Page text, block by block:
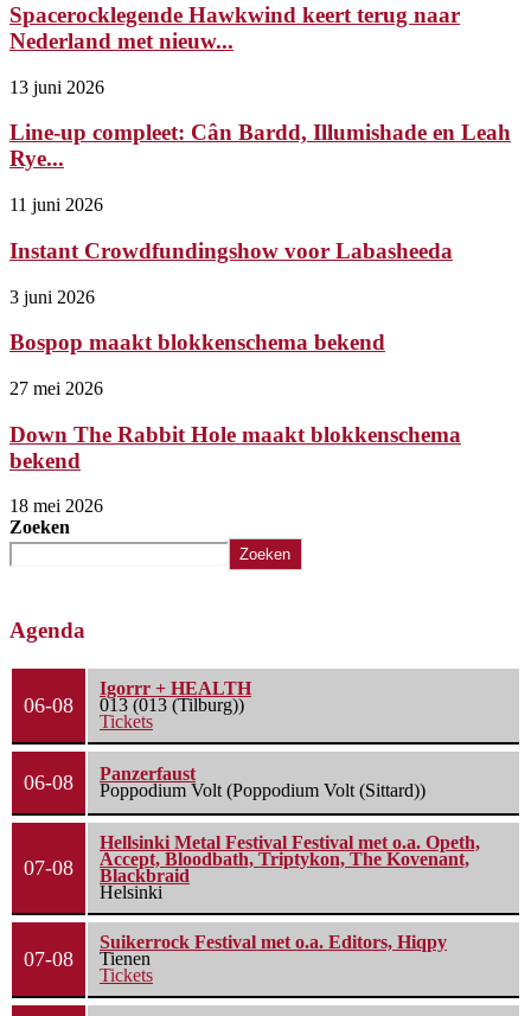
Spacerocklegende Hawkwind keert terug naar
Nederland met nieuw...
13 juni 2026
Line-up compleet: Cân Bardd, Illumishade en Leah
Rye...
11 juni 2026
Instant Crowdfundingshow voor Labasheeda
3 juni 2026
Bospop maakt blokkenschema bekend
27 mei 2026
Down The Rabbit Hole maakt blokkenschema
bekend
18 mei 2026
Zoeken
Zoeken
Agenda
06-08
Igorrr + HEALTH
013 (013 (Tilburg))
Tickets
06-08
Panzerfaust
Poppodium Volt (Poppodium Volt (Sittard))
07-08
Hellsinki Metal Festival Festival met o.a. Opeth,
Accept, Bloodbath, Triptykon, The Kovenant,
Blackbraid
Helsinki
07-08
Suikerrock Festival met o.a. Editors, Hiqpy
Tienen
Tickets